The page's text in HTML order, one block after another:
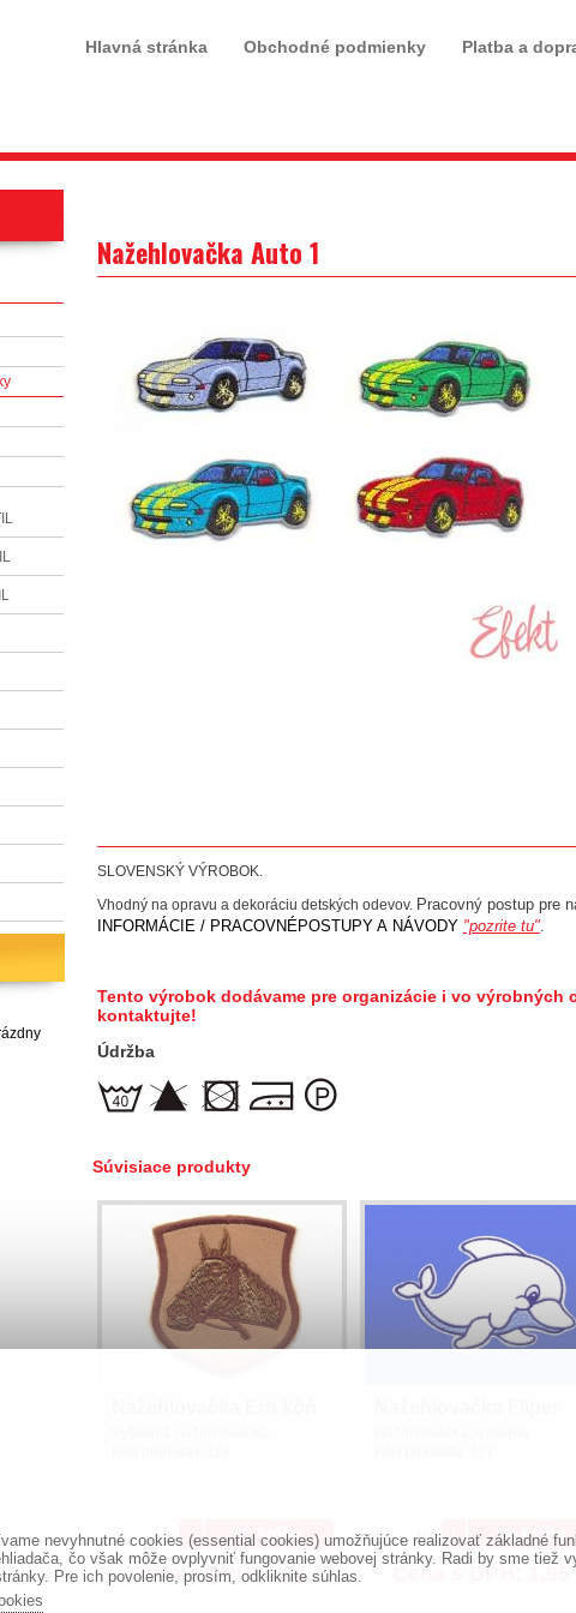
Hlavná stránka Obchodné podmienky Platba a
Nažehlovačka Auto 1
SLOVENSKÝ VÝROBOK.
Vhodný na opravu a dekoráciu detských odevov. Pracovný postup pre
INFORMÁCIE / PRACOVNÉPOSTUPY A NÁVODY "pozrite tu".
Tento výrobok dodávame pre organizácie i vo výrobných
kontaktujte!
Údržba
Súvisiace produkty
ks Do košíka
Cena s DPH:2,25€
ks Do košíka
Cena s DPH: 1,95
nevyhnutné cookies (essential cookies) umožňujúce realizovať základné
čo však môže ovplyvniť fungovanie webovej stránky. Radi by sme tiež
Pre ich povolenie, prosím, odkliknite súhlas.